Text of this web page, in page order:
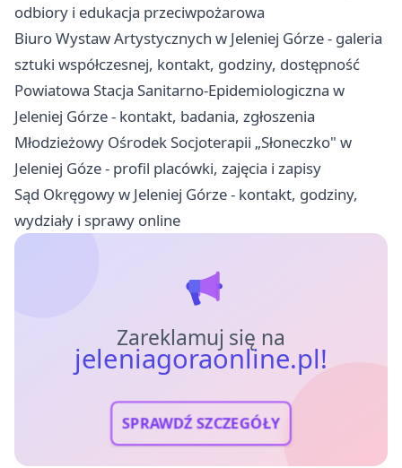
odbiory i edukacja przeciwpożarowa
Biuro Wystaw Artystycznych w Jeleniej Górze - galeria
sztuki współczesnej, kontakt, godziny, dostępność
Powiatowa Stacja Sanitarno-Epidemiologiczna w
Jeleniej Górze - kontakt, badania, zgłoszenia
Młodzieżowy Ośrodek Socjoterapii „Słoneczko" w
Jeleniej Góze - profil placówki, zajęcia i zapisy
Sąd Okręgowy w Jeleniej Górze - kontakt, godziny,
wydziały i sprawy online
Zareklamuj się na
jeleniagoraonline.pl!
SPRAWDŹ SZCZEGÓŁY